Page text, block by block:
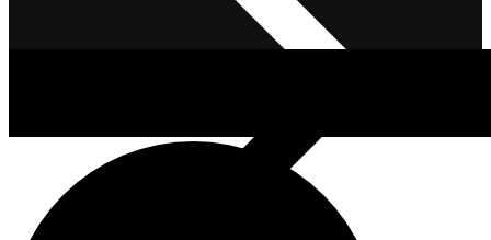
Μέσα Ατομικής Προστασίας